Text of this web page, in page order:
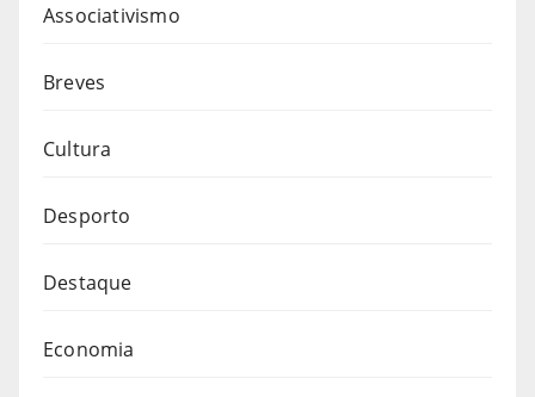
Associativismo
Breves
Cultura
Desporto
Destaque
Economia